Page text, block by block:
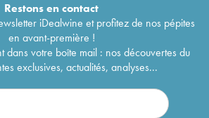
Restons encontact
iDealwine et profitez de nos pépites
en avant-première !
dans votre boîte mail : nos découvertes du
exclusives, actualités, analyses...